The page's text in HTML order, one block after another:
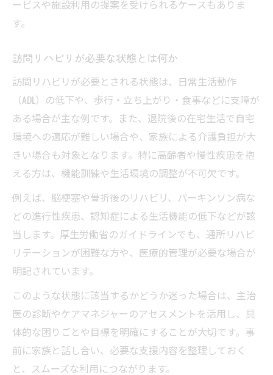
ービスや施設利用の提案を受けられるケースもありま
す。
訪問リハビリが必要な状態とは何か
訪問リハビリが必要とされる状態は、日常生活動作
（ADL）の低下や、歩行・立ち上がり・食事などに支障が
ある場合が主な例です。また、退院後の在宅生活で自宅
環境への適応が難しい場合や、家族による介護負担が大
きい場合も対象となります。特に高齢者や慢性疾患を抱
える方は、機能訓練や生活環境の調整が不可欠です。
例えば、脳梗塞や骨折後のリハビリ、パーキンソン病な
どの進行性疾患、認知症による生活機能の低下などが該
当します。厚生労働省のガイドラインでも、通所リハビ
リテーションが困難な方や、医療的管理が必要な場合が
明記されています。
このような状態に該当するかどうか迷った場合は、主治
医の診断やケアマネジャーのアセスメントを活用し、具
体的な困りごとや目標を明確にすることが大切です。事
前に家族と話し合い、必要な支援内容を整理しておく
と、スムーズな利用につながります。